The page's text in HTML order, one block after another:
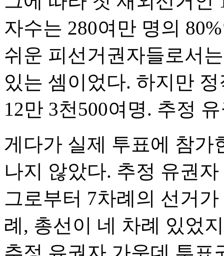
자수는 280여만 명의
쉬운 피선거권자들로서
있는 셈이었다. 하지만
12만 3천500여명. 추정
게다가 실제 투표에 참가
나지 않았다. 추정 유권
그로부터 7차례의 선거
례, 총선이 네 차례 있었